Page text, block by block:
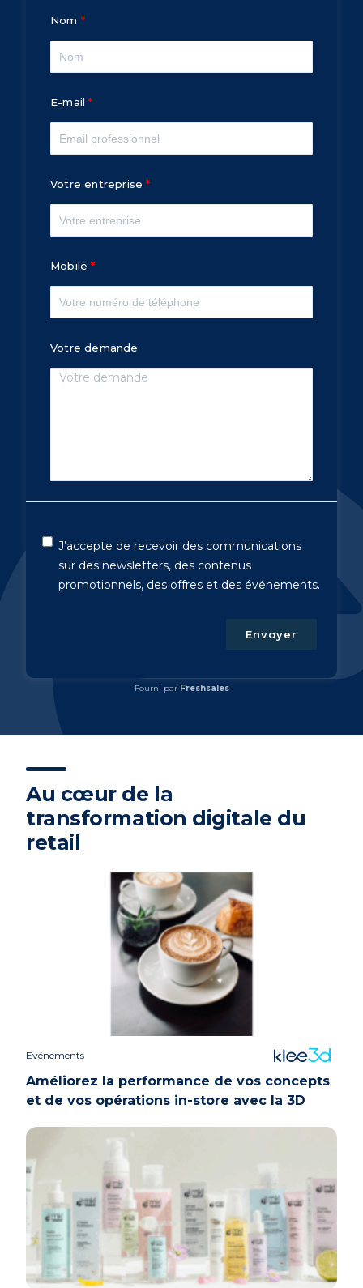
Nom
E-mail
Votre entreprise
Mobile
Votre demande
J’accepte de recevoir des communications
sur des newsletters, des contenus
promotionnels, des offres et des événements.
Envoyer
Fourni par Freshsales
Au cœur de la
transformation digitale du
retail
Evénements
Améliorez la performance de vos concepts
et de vos opérations in-store avec la 3D